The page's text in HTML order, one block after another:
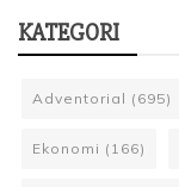
KATEGORI
Adventorial (695)
Ekonomi (166)